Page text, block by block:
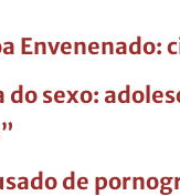
sexo:
de